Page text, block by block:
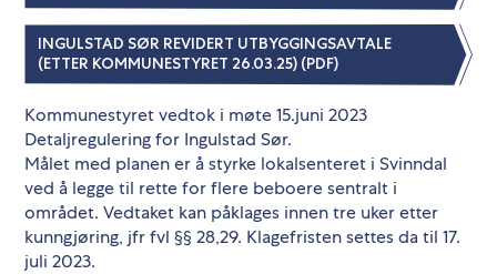
INGULSTAD SØR REVIDERT UTBYGGINGSAVTALE
(ETTER KOMMUNESTYRET 26.03.25) (PDF)
Kommunestyret vedtok i møte 15.juni 2023
Detaljregulering for Ingulstad Sør.
Målet med planen er å styrke lokalsenteret i Svinndal
ved å legge til rette for flere beboere sentralt i
området. Vedtaket kan påklages innen tre uker etter
kunngjøring, jfr fvl §§ 28,29. Klagefristen settes da til 17.
juli 2023.